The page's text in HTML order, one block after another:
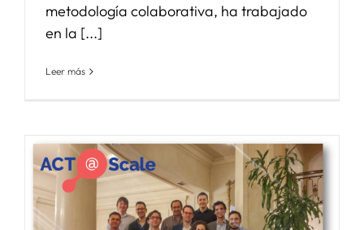
metodología colaborativa, ha trabajado
en la [...]
Leer más